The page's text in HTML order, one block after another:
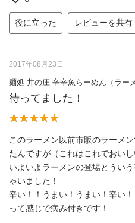
役に立った レビューを共有
2017年08月23日
麺処 井の庄 辛辛魚らーめん（ラー
待ってました！
このラーメン以前市販のラーメ
たんですが（これはこれでおいし
いよいよラーメンの登場とうい
ゃいました！
辛い！！うまい！うまい！辛い！
って感じで病み付きです！